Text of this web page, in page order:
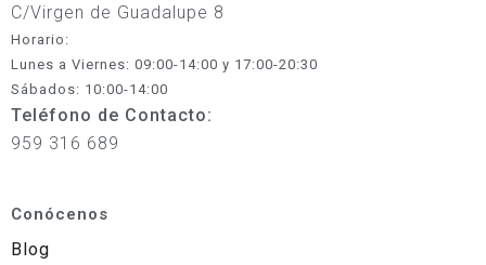
C/Virgen de Guadalupe 8
Horario:
Lunes a Viernes: 09:00-14:00 y 17:00-20:30
Sábados: 10:00-14:00
Teléfono de Contacto:
959 316 689
Conócenos
Blog